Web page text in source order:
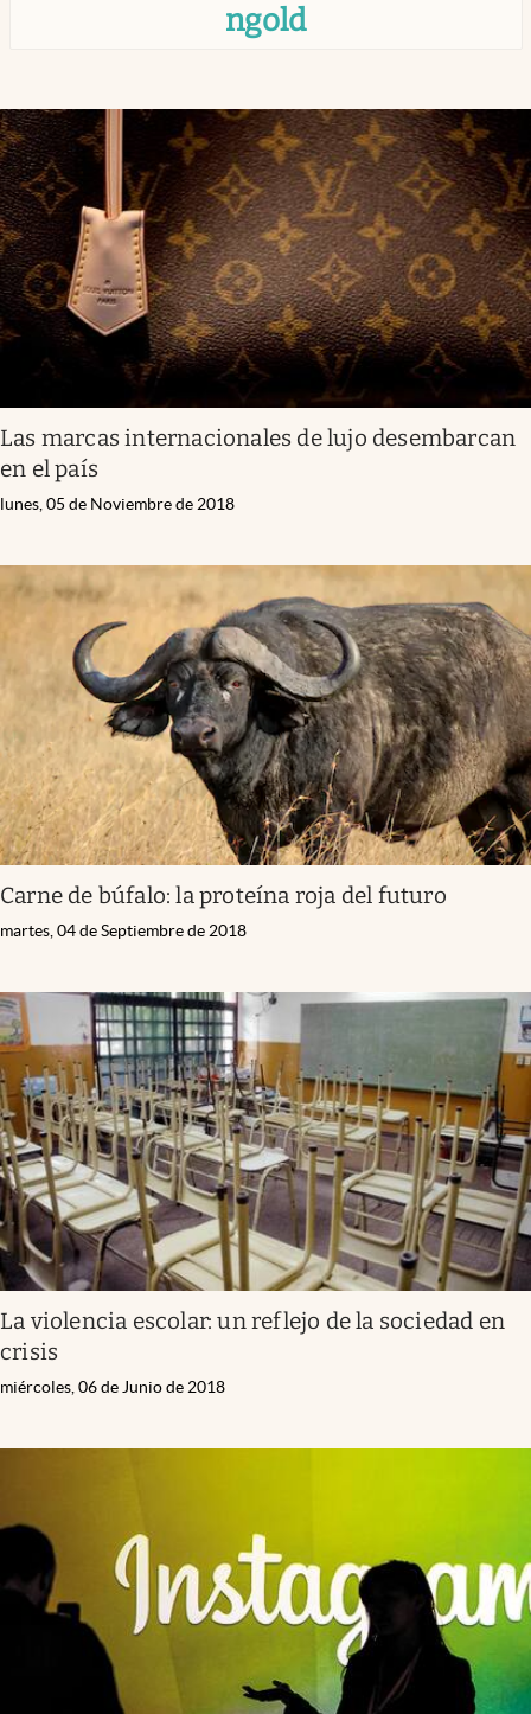
Mundial 2026
Eventos Corporativos
El Cronista Studio
Mediakit
abre en nueva pestaña
Argentina
ngold
Las marcas internacionales de lujo desembarcan
en el país
lunes, 05 de Noviembre de 2018
Carne de búfalo: la proteína roja del futuro
martes, 04 de Septiembre de 2018
La violencia escolar: un reflejo de la sociedad en
crisis
miércoles, 06 de Junio de 2018